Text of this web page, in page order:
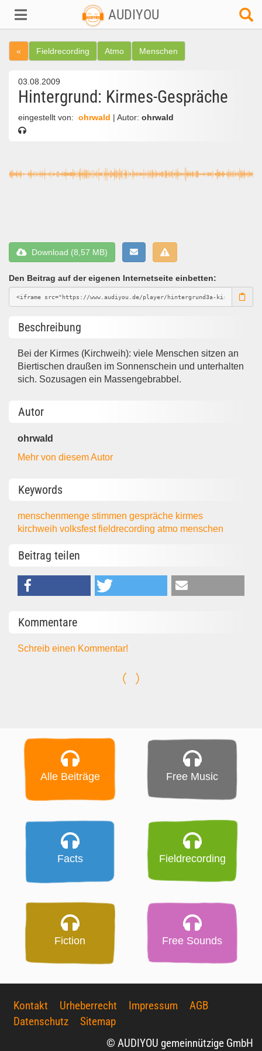
AUDIYOU
« Fieldrecording Atmo Menschen
03.08.2009
Hintergrund: Kirmes-Gespräche
eingestellt von: ohrwald | Autor: ohrwald
Download (8,57 MB)
Den Beitrag auf der eigenen Internetseite einbetten:
Beschreibung
Bei der Kirmes (Kirchweih): viele Menschen sitzen an
Biertischen draußen im Sonnenschein und unterhalten
sich. Sozusagen ein Massengebrabbel.
Autor
ohrwald
Mehr von diesem Autor
Keywords
menschenmengestimmengespräche kirmes
kirchweihvolksfestfieldrecordingatmo menschen
Beitrag teilen
Kommentare
Schreib einen Kommentar!
Alle Beiträge Free Music
Facts Fieldrecording
Fiction Free Sounds
Kontakt Urheberrecht Impressum
AGB
Datenschutz
Sitemap
© AUDIYOU gemeinnützige GmbH